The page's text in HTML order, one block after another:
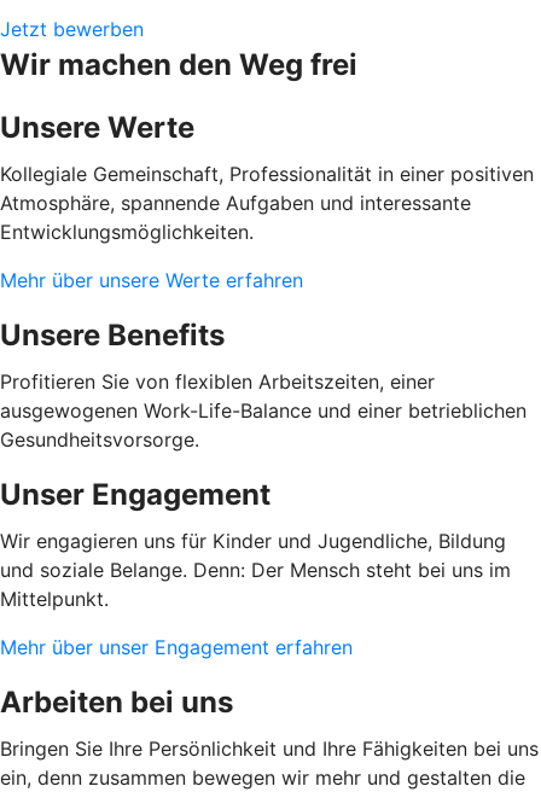
Jetzt bewerben
Wir machen den Weg frei
Unsere Werte
Kollegiale Gemeinschaft, Professionalität in einer positiven
Atmosphäre, spannende Aufgaben und interessante
Entwicklungsmöglichkeiten.
Mehr über unsere Werte erfahren
Unsere Benefits
Profitieren Sie von flexiblen Arbeitszeiten, einer
ausgewogenen Work-Life-Balance und einer betrieblichen
Gesundheitsvorsorge.
Unser Engagement
Wir engagieren uns für Kinder und Jugendliche, Bildung
und soziale Belange. Denn: Der Mensch steht bei uns im
Mittelpunkt.
Mehr über unser Engagement erfahren
Arbeiten bei uns
Bringen Sie Ihre Persönlichkeit und Ihre Fähigkeiten bei uns
ein, denn zusammen bewegen wir mehr und gestalten die